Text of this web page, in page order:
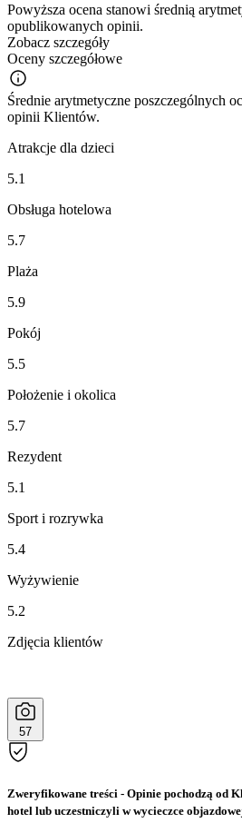
Powyższa ocena stanowi średnią
opublikowanych opinii.
Zobacz szczegóły
Oceny szczegółowe
Średnie arytmetyczne poszczególnych
opinii Klientów.
Atrakcje dla dzieci
5.1
Obsługa hotelowa
5.7
Plaża
5.9
Pokój
5.5
Położenie i okolica
5.7
Rezydent
5.1
Sport i rozrywka
5.4
Wyżywienie
5.2
Zdjęcia klientów
57
Zweryfikowane treści - Opinie pochodzą od
hotel lub uczestniczyli w wycieczce